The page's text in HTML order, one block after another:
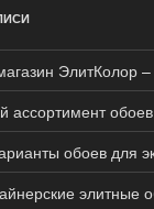
ЭлитКолор
ассортимент
обоев для
элитные